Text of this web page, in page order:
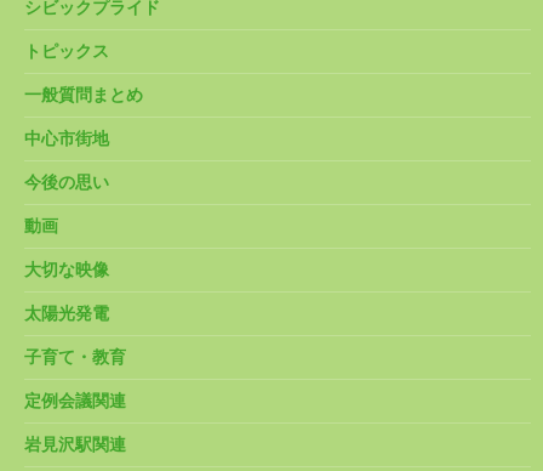
シビックプライド
トピックス
一般質問まとめ
中心市街地
今後の思い
動画
大切な映像
太陽光発電
子育て・教育
定例会議関連
岩見沢駅関連